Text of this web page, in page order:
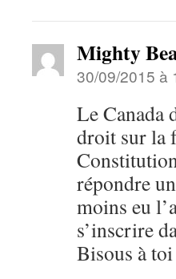
Mighty
30/09/2015 à
Le Canada
droit sur la
répondre
moins eu
s’inscrire
Bisous à